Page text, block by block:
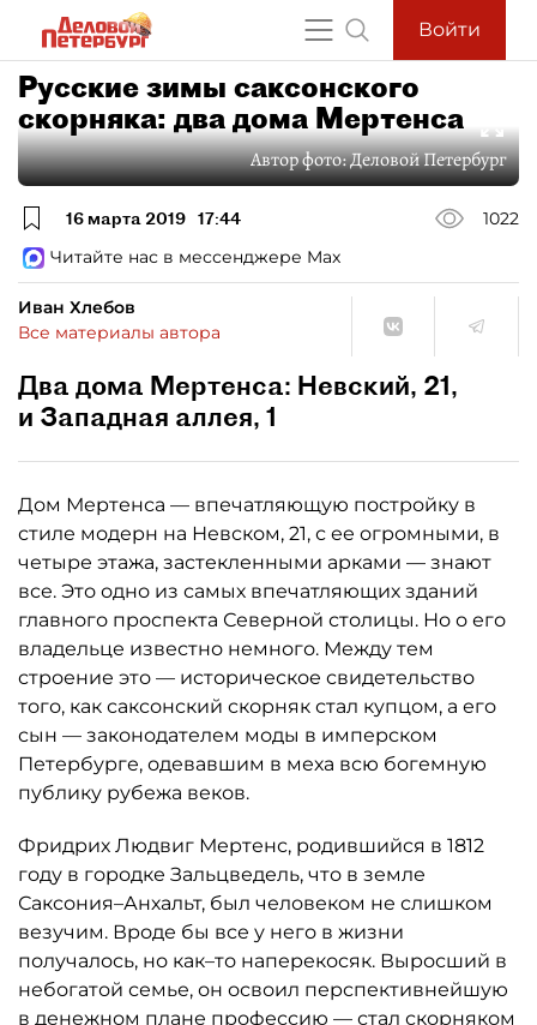
Войти
Русские зимы саксонского
скорняка: два дома Мертенса
Автор фото:Деловой Петербург
16 марта 2019 17:44
1022
Читайте нас в мессенджере Max
Иван Хлебов
Все материалы автора
Два дома Мертенса: Невский, 21,
и Западная аллея, 1
Дом Мертенса — впечатляющую постройку в
стиле модерн на Невском, 21, с ее огромными, в
четыре этажа, застекленными арками — знают
все. Это одно из самых впечатляющих зданий
главного проспекта Северной столицы. Но о его
владельце известно немного. Между тем
строение это — историческое свидетельство
того, как саксонский скорняк стал купцом, а его
сын — законодателем моды в имперском
Петербурге, одевавшим в меха всю богемную
публику рубежа веков.
Фридрих Людвиг Мертенс, родившийся в 1812
году в городке Зальцведель, что в земле
Саксония–Анхальт, был человеком не слишком
везучим. Вроде бы все у него в жизни
получалось, но как–то наперекосяк. Выросший в
небогатой семье, он освоил перспективнейшую
в денежном плане профессию — стал скорняком